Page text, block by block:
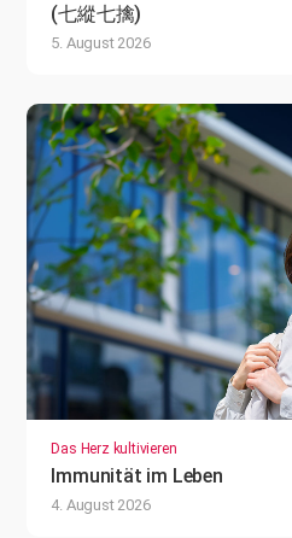
(七縱七擒)
5. August 2026
Das Herz kultivieren
Immunität im Leben
4. August 2026